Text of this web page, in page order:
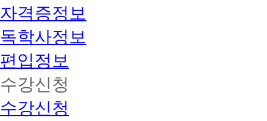
자격증정보
독학사정보
편입정보
수강신청
수강신청